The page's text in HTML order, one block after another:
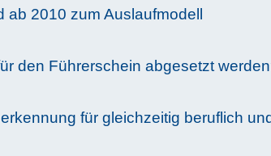
ab 2010 zum Auslaufmodell
den Führerschein abgesetzt
für gleichzeitig beruflich